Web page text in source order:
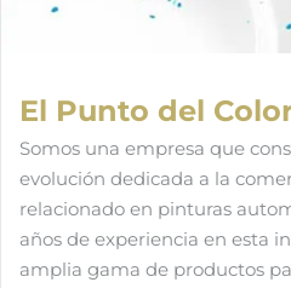
El Punto del
Somos una empresa que
evolución dedicada a la
relacionado en pinturas
años de experiencia en esta
amplia gama de productos